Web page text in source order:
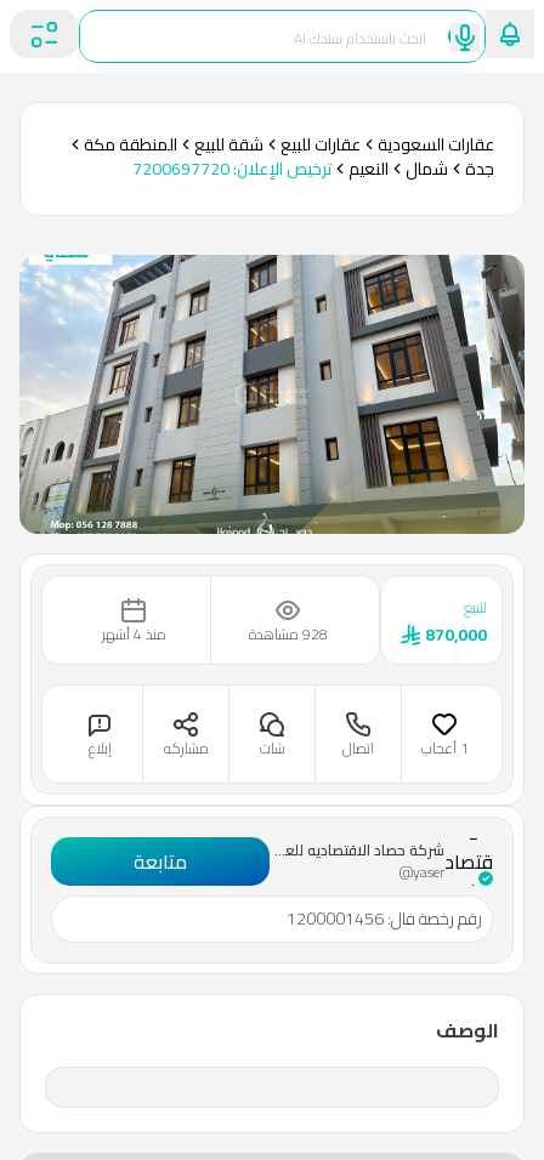
عقارات السعودية عقارات للبيع شقة للبيع المنطقة مكة
جدة شمال النعيم ترخيص الإعلان:
7200697720
شركة
حصاد
الاقتصاديه
للعقار
المحدودة
شركة حصاد الاقتصاديه للعقار المحدودة
@yaser متابعة
رقم رخصة فال:
1200001456
للبيع
870,000 928 مشاهدة منذ 4 أشهر
1 أعجاب اتصال شات مشاركه إبلاغ
الوصف